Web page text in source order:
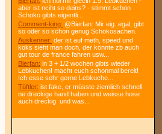
aber ist nciht so deins? - stimmt schon
Schoko gibts eigentli...
Comment-king: @Bierfan: Mir eig. egal; gibt
so oder so schon genug Schokosachen.
Auskenner: der ist auf meth, speed und
koks sieht man doch, der könnte zb auch
gut tour de france fahren usw...
Bierfan: in 3 + 1/2 wochen gibts wieder
Lebkuchen! macht euch schonmal bereit!
Ich esse sehr gerne Lebkuche...
Tüftler: ist fake, er müsste ziemlich schnell
ne dreckige hand haben und weisse hose
auch dreckig. und was...